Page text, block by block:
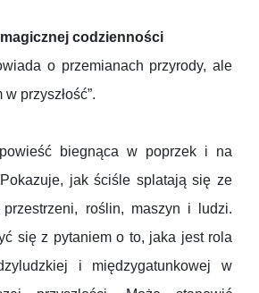
codzienności
o przemianach przyrody, ale
przyszłość”.
biegnąca w poprzek i na
jak ściśle splatają się ze
roślin, maszyn i ludzi.
się z pytaniem o to, jaka jest rola
i międzygatunkowej w